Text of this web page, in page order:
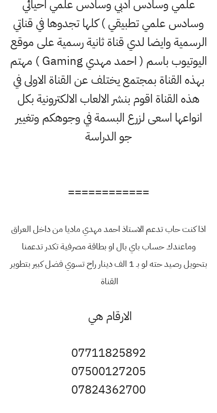
علمي وسادس ادبي وسادس علمي احيائي
وسادس علمي تطبيقي ) كلها تجدوها في قناتي
الرسمية وايضا لدي قناة ثانية رسمية على موقع
اليوتيوب باسم ( احمد مهدي Gaming ) مهتم
بهذه القناة بمجتمع يختلف عن القناة الاولى في
هذه القناة اقوم بنشر الالعاب الالكترونية بكل
انواعها اسعى لزرع البسمة في وجوهكم وتغيير
جو الدراسة
============
اذا كنت حاب تدعم الاستاذ احمد مهدي ماديا من داخل العراق
وماعندك حساب باي بال او بطاقة مصرفية تكدر تدعمنا
بتحويل رصيد حته لو بـ 1 الف دينار راح تسوي فضل كبير بتطوير
القناة
الارقام هي
07711825892
07500127205
07824362700